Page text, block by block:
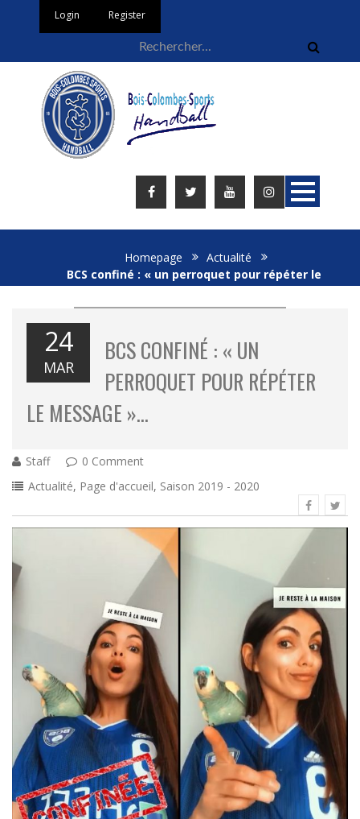
Login Register
Homepage
Actualité
BCS confiné : « un perroquet pour répéter le
message »…
24
MAR
BCS CONFINÉ : « UN
PERROQUET POUR RÉPÉTER
LE MESSAGE »…
Staff
0 Comment
Actualité, Page d'accueil, Saison 2019 - 2020